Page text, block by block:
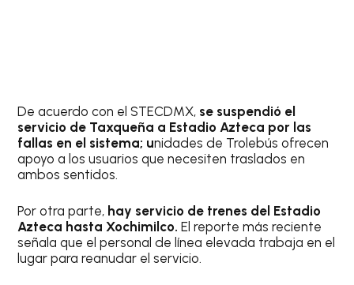
De acuerdo con el STECDMX, se suspendió el
servicio de Taxqueña a Estadio Azteca por las
fallas en el sistema; unidades de Trolebús ofrecen
apoyo a los usuarios que necesiten traslados en
ambos sentidos.
Por otra parte, hay servicio de trenes del Estadio
Azteca hasta Xochimilco. El reporte más reciente
señala que el personal de línea elevada trabaja en el
lugar para reanudar el servicio.